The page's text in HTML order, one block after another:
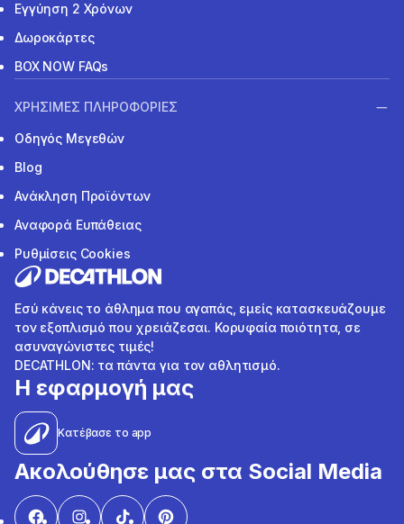
Εγγύηση 2 Χρόνων
Δωροκάρτες
BOX NOW FAQs
ΧΡΗΣΙΜΕΣ ΠΛΗΡΟΦΟΡΙΕΣ
Οδηγός Μεγεθών
Blog
Ανάκληση Προϊόντων
Αναφορά Ευπάθειας
Ρυθμίσεις Cookies
Εσύ κάνεις το άθλημα που αγαπάς, εμείς κατασκευάζουμε
τον εξοπλισμό που χρειάζεσαι. Κορυφαία ποιότητα, σε
ασυναγώνιστες τιμές!
DECATHLON: τα πάντα για τον αθλητισμό.
Η εφαρμογή μας
Κατέβασε το app
Ακολούθησε μας στα Social Media